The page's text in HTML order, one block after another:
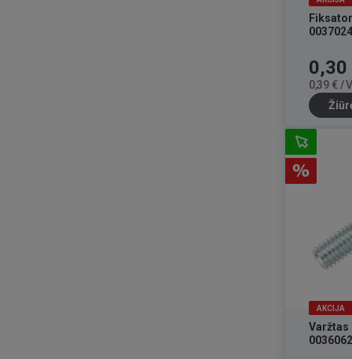
Kaina
0,30
0,39 € /
AKCIJA
Varžtas